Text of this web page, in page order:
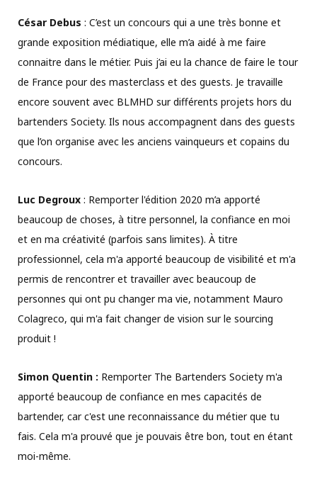
César Debus : C’est un concours qui a une très bonne et
grande exposition médiatique, elle m’a aidé à me faire
connaitre dans le métier. Puis j’ai eu la chance de faire le tour
de France pour des masterclass et des guests. Je travaille
encore souvent avec BLMHD sur différents projets hors du
bartenders Society. Ils nous accompagnent dans des guests
que l’on organise avec les anciens vainqueurs et copains du
concours.
Luc Degroux : Remporter l'édition 2020 m’a apporté
beaucoup de choses, à titre personnel, la confiance en moi
et en ma créativité (parfois sans limites). À titre
professionnel, cela m'a apporté beaucoup de visibilité et m'a
permis de rencontrer et travailler avec beaucoup de
personnes qui ont pu changer ma vie, notamment Mauro
Colagreco, qui m'a fait changer de vision sur le sourcing
produit !
Simon Quentin : Remporter The Bartenders Society m'a
apporté beaucoup de confiance en mes capacités de
bartender, car c'est une reconnaissance du métier que tu
fais. Cela m'a prouvé que je pouvais être bon, tout en étant
moi-même.